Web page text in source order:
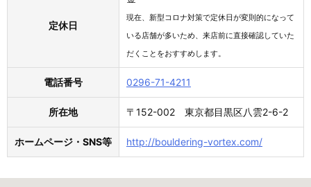
定休日
現在、新型コロナ対策で定休日が変則的になって
いる店舗が多いため、来店前に直接確認していた
だくことをおすすめします。
電話番号 0296-71-4211
所在地 〒152-002 東京都目黒区八雲2-6-2
ホームページ・SNS等 http://bouldering-vortex.com/